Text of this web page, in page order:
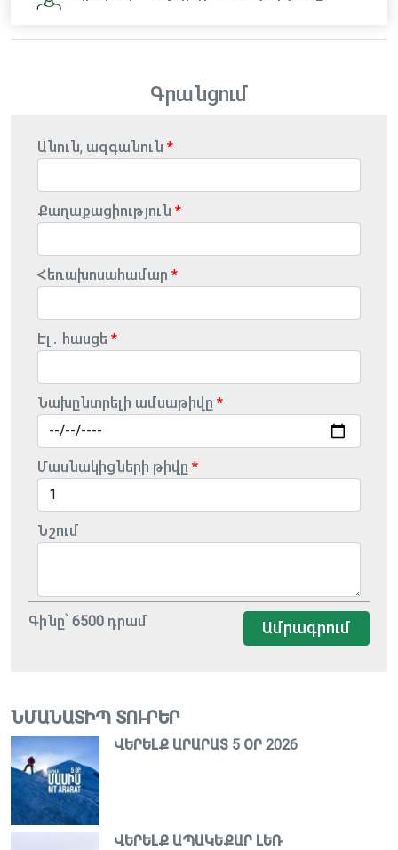
Գրանցում
Անուն, ազգանուն
Քաղաքացիություն
Հեռախոսահամար
Էլ․ հասցե
Նախընտրելի ամսաթիվը
Մասնակիցների թիվը
Նշում
Գինը՝ 6500 դրամ Ամրագրում
ՆՄԱՆԱՏԻՊ ՏՈՒՐԵՐ
ՎԵՐԵԼՔ ԱՐԱՐԱՏ 5 ՕՐ 2026
ՎԵՐԵԼՔ ԱՊԱԿԵՔԱՐ ԼԵՌ